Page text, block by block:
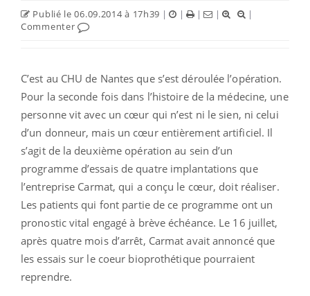
Publié le 06.09.2014 à 17h39 | | | |
|
Commenter
C’est au CHU de Nantes que s’est déroulée l’opération.
Pour la seconde fois dans l’histoire de la médecine, une
personne vit avec un cœur qui n’est ni le sien, ni celui
d’un donneur, mais un cœur entièrement artificiel. Il
s’agit de la deuxième opération au sein d’un
programme d’essais de quatre implantations que
l’entreprise Carmat, qui a conçu le cœur, doit réaliser.
Les patients qui font partie de ce programme ont un
pronostic vital engagé à brève échéance. Le 16 juillet,
après quatre mois d’arrêt, Carmat avait annoncé que
les essais sur le coeur bioprothétique pourraient
reprendre.